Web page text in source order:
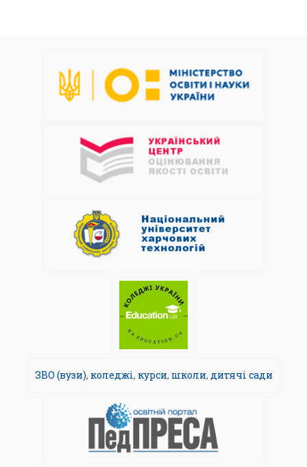
ЗВО (вузи), коледжі, курси, школи, дитячі сади